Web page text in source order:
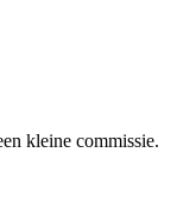
kleine commissie.